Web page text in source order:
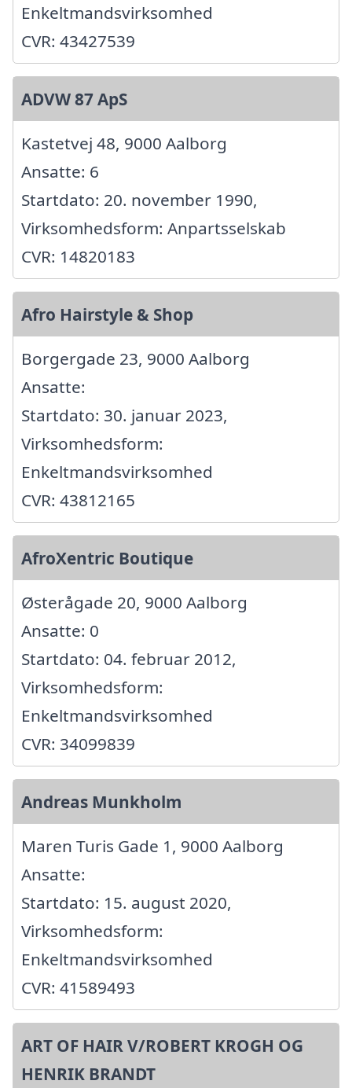
Enkeltmandsvirksomhed
CVR: 43427539
ADVW 87 ApS
Kastetvej 48, 9000 Aalborg
Ansatte: 6
Startdato: 20. november 1990,
Virksomhedsform: Anpartsselskab
CVR: 14820183
Afro Hairstyle & Shop
Borgergade 23, 9000 Aalborg
Ansatte:
Startdato: 30. januar 2023,
Virksomhedsform:
Enkeltmandsvirksomhed
CVR: 43812165
AfroXentric Boutique
Østerågade 20, 9000 Aalborg
Ansatte: 0
Startdato: 04. februar 2012,
Virksomhedsform:
Enkeltmandsvirksomhed
CVR: 34099839
Andreas Munkholm
Maren Turis Gade 1, 9000 Aalborg
Ansatte:
Startdato: 15. august 2020,
Virksomhedsform:
Enkeltmandsvirksomhed
CVR: 41589493
ART OF HAIR V/ROBERT KROGH OG
HENRIK BRANDT